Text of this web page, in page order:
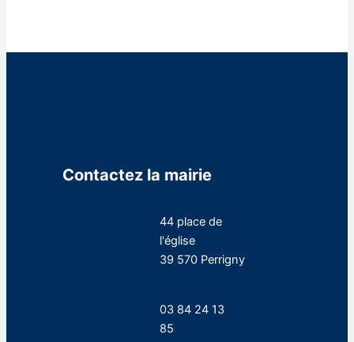
Contactez la mairie
44 place de
l'église
39 570 Perrigny
03 84 24 13
85